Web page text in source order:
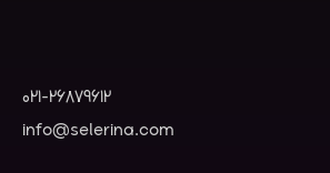
021-26879612
info@selerina.com